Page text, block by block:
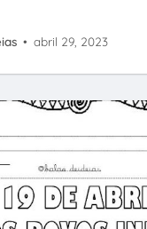
• abril 29, 2023